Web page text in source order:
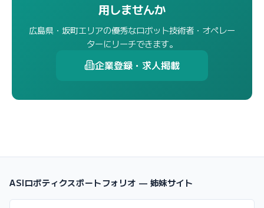
用しませんか
広島県・坂町エリアの優秀なロボット技術者・オペレー
ターにリーチできます。
企業登録・求人掲載
ASIロボティクスポートフォリオ — 姉妹サイト